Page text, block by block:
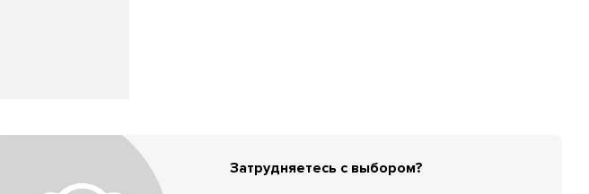
Затрудняетесь с выбором?